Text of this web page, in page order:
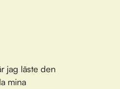
jag läste den
mina